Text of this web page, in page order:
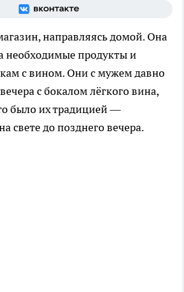
направляясь домой. Она
необходимые продукты и
с вином. Они с мужем давно
с бокалом лёгкого вина,
было их традицией —
свете до позднего вечера.